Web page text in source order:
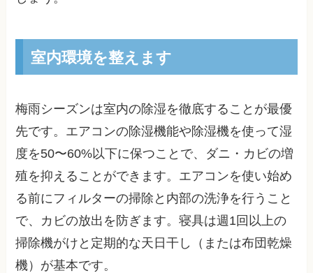
室内環境を整えます
梅雨シーズンは室内の除湿を徹底することが最優
先です。エアコンの除湿機能や除湿機を使って湿
度を50〜60%以下に保つことで、ダニ・カビの増
殖を抑えることができます。エアコンを使い始め
る前にフィルターの掃除と内部の洗浄を行うこと
で、カビの放出を防ぎます。寝具は週1回以上の
掃除機がけと定期的な天日干し（または布団乾燥
機）が基本です。